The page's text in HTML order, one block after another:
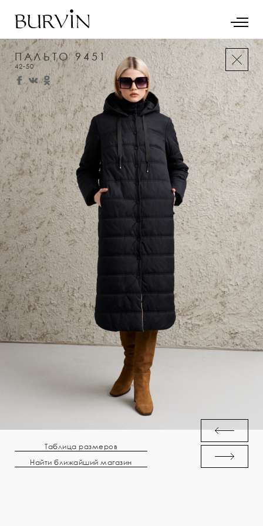
ПАЛЬТО 9451
42-50
Таблица размеров
Найти ближайший магазин